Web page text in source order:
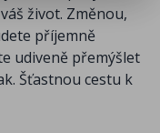
život. Změnou,
příjemně
udiveně přemýšlet
Šťastnou cestu k